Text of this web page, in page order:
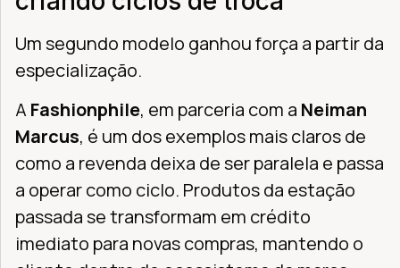
Um segundo modelo ganhou força a partir da
especialização.
A Fashionphile, em parceria com a Neiman
Marcus, é um dos exemplos mais claros de
como a revenda deixa de ser paralela e passa
a operar como ciclo. Produtos da estação
passada se transformam em crédito
imediato para novas compras, mantendo o